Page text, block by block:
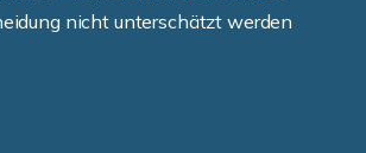
nicht unterschätzt werden